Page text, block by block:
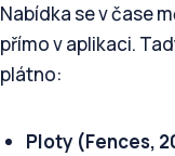
Nabídka se v čase
přímo v aplikaci.
plátno:
Ploty (Fences,